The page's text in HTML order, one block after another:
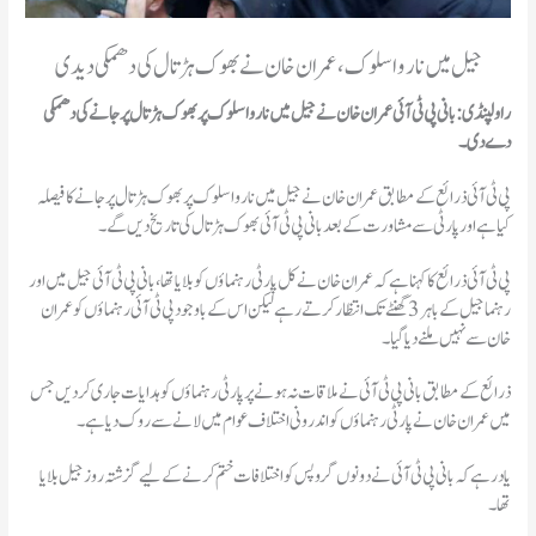
جیل میں ناروا سلوک، عمران خان نے بھوک ہڑتال کی دھمکی دیدی
راولپنڈی: بانی پی ٹی آئی عمران خان نےجیل میں ناروا سلوک پر بھوک ہڑتال پر جانے کی دھمکی
دے دی۔
کیا ہے اور پارٹی سے مشاورت کے بعد بانی پی ٹی آئی بھوک ہڑتال کی تاریخ دیں گے۔
رہنما جیل کے باہر 3 گھنٹے تک انتظار کرتے رہے لیکن اس کے باوجود پی ٹی آئی رہنماؤں کو عمران
ذرائع کے مطابق بانی پی ٹی آئی نے ملاقات نہ ہونے پرپارٹی رہنماؤں کو ہدایات جاری کردیں جس
میں عمران خان نے پارٹی رہنما ؤں کو اندرونی اختلاف عوام میں لانے سے روک دیا ہے۔
یاد رہے کہ بانی پی ٹی آئی نے دونوں گروپس کو اختلافات ختم کرنے کےلیے گزشتہ روز جیل بلایا
تھا۔